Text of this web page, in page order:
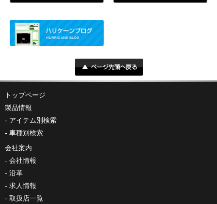
トップページ
製品情報
アイテム別検索
車種別検索
会社案内
会社情報
沿革
求人情報
取扱店一覧